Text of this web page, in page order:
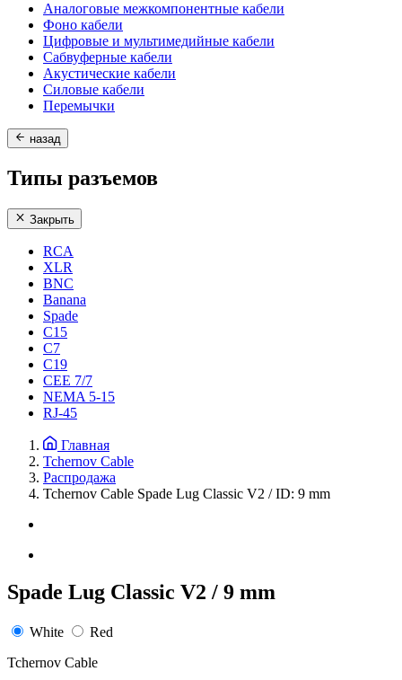
Аналоговые межкомпонентные кабели
Фоно кабели
Цифровые и мультимедийные кабели
Сабвуферные кабели
Акустические кабели
Силовые кабели
Перемычки
назад
Типы разъемов
Закрыть
RCA
XLR
BNC
Banana
Spade
C15
С7
C19
CEE 7/7
NEMA 5-15
RJ-45
Главная
Tchernov Cable
Распродажа
Tchernov Cable Spade Lug Classic V2 / ID: 9 mm
Spade Lug Classic V2 / 9 mm
White
Red
Tchernov Cable